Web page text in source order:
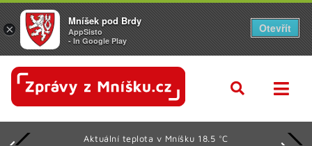
Aktuální teplota v Mníšku 18.5 °C
×
Mníšek pod Brdy
AppSisto
- In Google Play
Otevřít